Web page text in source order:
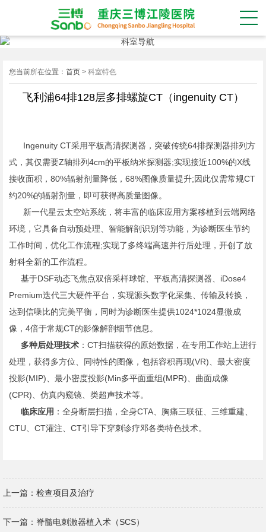
您当前所在位置： 首页 > 科室特色
飞利浦64排128层多排螺旋CT（ingenuity CT）
Ingenuity CT采用平板高清探测器，突破传统64排探测器排列方
式，其仅需要Z轴排列4cm的平板纳米探测器;实现接近100%的X线
接收面积，80%辐射剂量降低，68%图像质量提升;因此仅需常规CT
约20%的辐射剂量，即可获得高质量图像。
新一代星云太空站系统，将丰富的临床应用方案移植到云端网络
环境，它具备自动预处理、智能解剖识别等功能，为诊断医生节约
工作时间，优化工作流程;实现了多终端高速并行后处理，开创了放
射科全新的工作流程。
基于DSF动态飞焦点双倍采样球馆、平板高清探测器、iDose4
Premium迭代三大硬件平台，实现源头数字化采集、传输及转换，
达到信噪比的完美平衡，同时为诊断医生提供1024*1024显微成
像，4倍于常规CT的影像解剖细节信息。
多种后处理技术 ：CT扫描获得的原始数据，在专用工作站上进行
处理，获得多方位、同特性的图像，包括容积再现(VR)、最大密度
投影(MIP)、最小密度投影(Min多平面重组(MPR)、曲面成像
(CPR)、仿真内窥镜、类超声技术等。
临床应用 ：全身断层扫描，全身CTA、胸痛三联征、三维重建、
CTU、CT灌注、CT引导下穿刺诊疗邓各类特色技术。
上一篇： 检查项目及治疗
下一篇： 脊髓电刺激器植入术（SCS）